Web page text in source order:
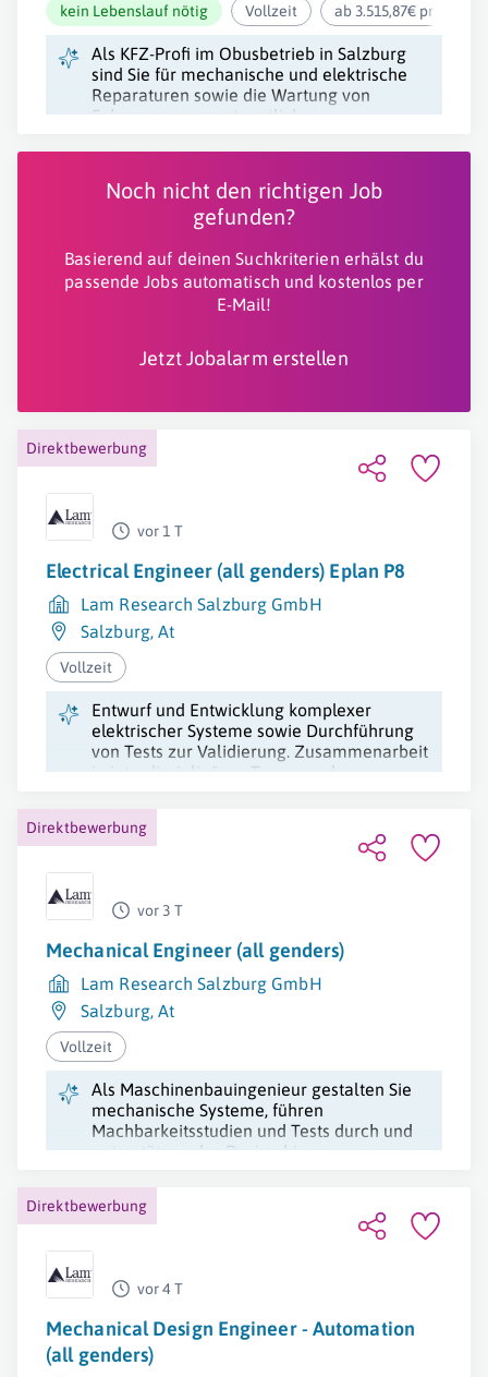
kein Lebenslauf nötig Vollzeit ab 3.515,87€ pro
Als KFZ-Profi im Obusbetrieb in Salzburg
sind Sie für mechanische und elektrische
Reparaturen sowie die Wartung von
Fahrzeugen verantwortlich.
Noch nicht den richtigen Job
gefunden?
Basierend auf deinen Suchkriterien erhälst du
passende Jobs automatisch und kostenlos per
E-Mail!
Jetzt Jobalarm erstellen
Direktbewerbung
vor 1 T
Electrical Engineer (all genders) Eplan P8
Lam Research Salzburg GmbH
Salzburg,At
Vollzeit
Entwurf und Entwicklung komplexer
elektrischer Systeme sowie Durchführung
von Tests zur Validierung. Zusammenarbeit
in interdisziplinären Teams und
Direktbewerbung
vor 3 T
Mechanical Engineer (all genders)
Lam Research Salzburg GmbH
Salzburg,At
Vollzeit
Als Maschinenbauingenieur gestalten Sie
mechanische Systeme, führen
Machbarkeitsstudien und Tests durch und
unterstützen das Design bis zur
Direktbewerbung
vor 4 T
Mechanical Design Engineer - Automation
(all genders)